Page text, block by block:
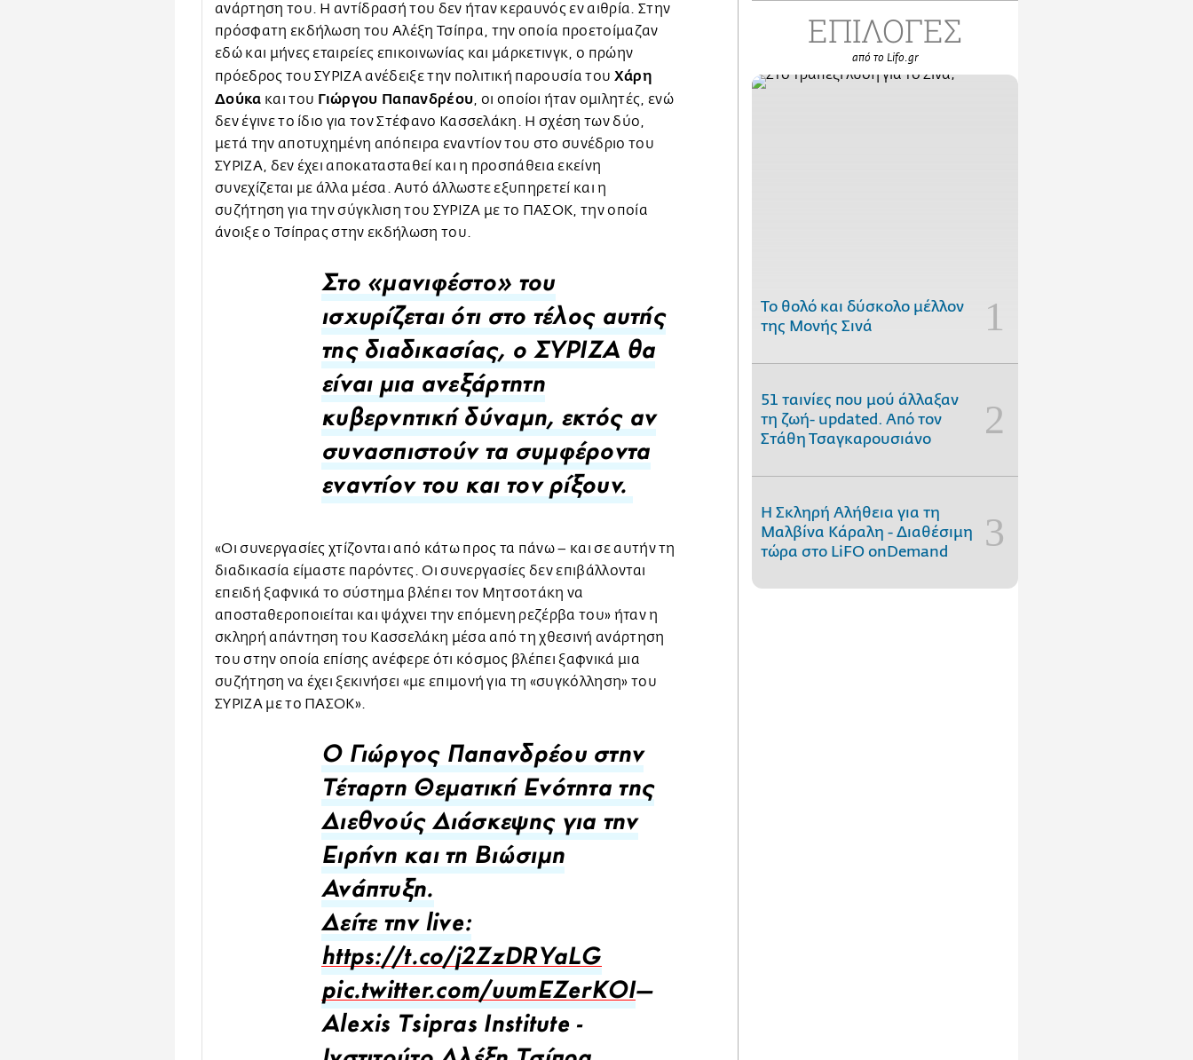
ανάρτηση του. Η αντίδρασή του δεν ήταν κεραυνός εν αιθρία. Στην
πρόσφατη εκδήλωση του Αλέξη Τσίπρα, την οποία προετοίμαζαν
εδώ και μήνες εταιρείες επικοινωνίας και μάρκετινγκ, ο πρώην
πρόεδρος του ΣΥΡΙΖΑ ανέδειξε την πολιτική παρουσία του Χάρη
Δούκα και του Γιώργου Παπανδρέου, οι οποίοι ήταν ομιλητές, ενώ
δεν έγινε το ίδιο για τον Στέφανο Κασσελάκη. Η σχέση των δύο,
μετά την αποτυχημένη απόπειρα εναντίον του στο συνέδριο του
ΣΥΡΙΖΑ, δεν έχει αποκατασταθεί και η προσπάθεια εκείνη
συνεχίζεται με άλλα μέσα. Αυτό άλλωστε εξυπηρετεί και η
συζήτηση για την σύγκλιση του ΣΥΡΙΖΑ με το ΠΑΣΟΚ, την οποία
άνοιξε ο Τσίπρας στην εκδήλωση του.
Στο «μανιφέστο» του
ισχυρίζεται ότι στο τέλος αυτής
της διαδικασίας, ο ΣΥΡΙΖΑ θα
είναι μια ανεξάρτητη
κυβερνητική δύναμη, εκτός αν
συνασπιστούν τα συμφέροντα
εναντίον του και τον ρίξουν.
«Οι συνεργασίες χτίζονται από κάτω προς τα πάνω – και σε αυτήν τη
διαδικασία είμαστε παρόντες. Οι συνεργασίες δεν επιβάλλονται
επειδή ξαφνικά το σύστημα βλέπει τον Μητσοτάκη να
αποσταθεροποιείται και ψάχνει την επόμενη ρεζέρβα του» ήταν η
σκληρή απάντηση του Κασσελάκη μέσα από τη χθεσινή ανάρτηση
του στην οποία επίσης ανέφερε ότι κόσμος βλέπει ξαφνικά μια
συζήτηση να έχει ξεκινήσει «με επιμονή για τη «συγκόλληση» του
ΣΥΡΙΖΑ με το ΠΑΣΟΚ».
Ο Γιώργος Παπανδρέου στην
Τέταρτη Θεματική Ενότητα της
Διεθνούς Διάσκεψης για την
Ειρήνη και τη Βιώσιμη
Ανάπτυξη.
Δείτε την live:
https://t.co/j2ZzDRYaLG
pic.twitter.com/uumEZerKOI—
Alexis Tsipras Institute -
ΕΠΙΛΟΓΕΣ
από το Lifo.gr
Το θολό και δύσκολο μέλλον
της Μονής Σινά
51 ταινίες που μού άλλαξαν
τη ζωή- updated. Aπό τον
Στάθη Τσαγκαρουσιάνο
Η Σκληρή Αλήθεια για τη
Μαλβίνα Κάραλη - Διαθέσιμη
τώρα στo LiFO onDemand